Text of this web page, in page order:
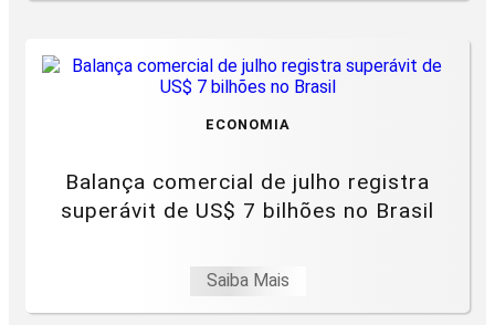
ECONOMIA
Balança comercial de julho registra
superávit de US$ 7 bilhões no Brasil
Saiba Mais